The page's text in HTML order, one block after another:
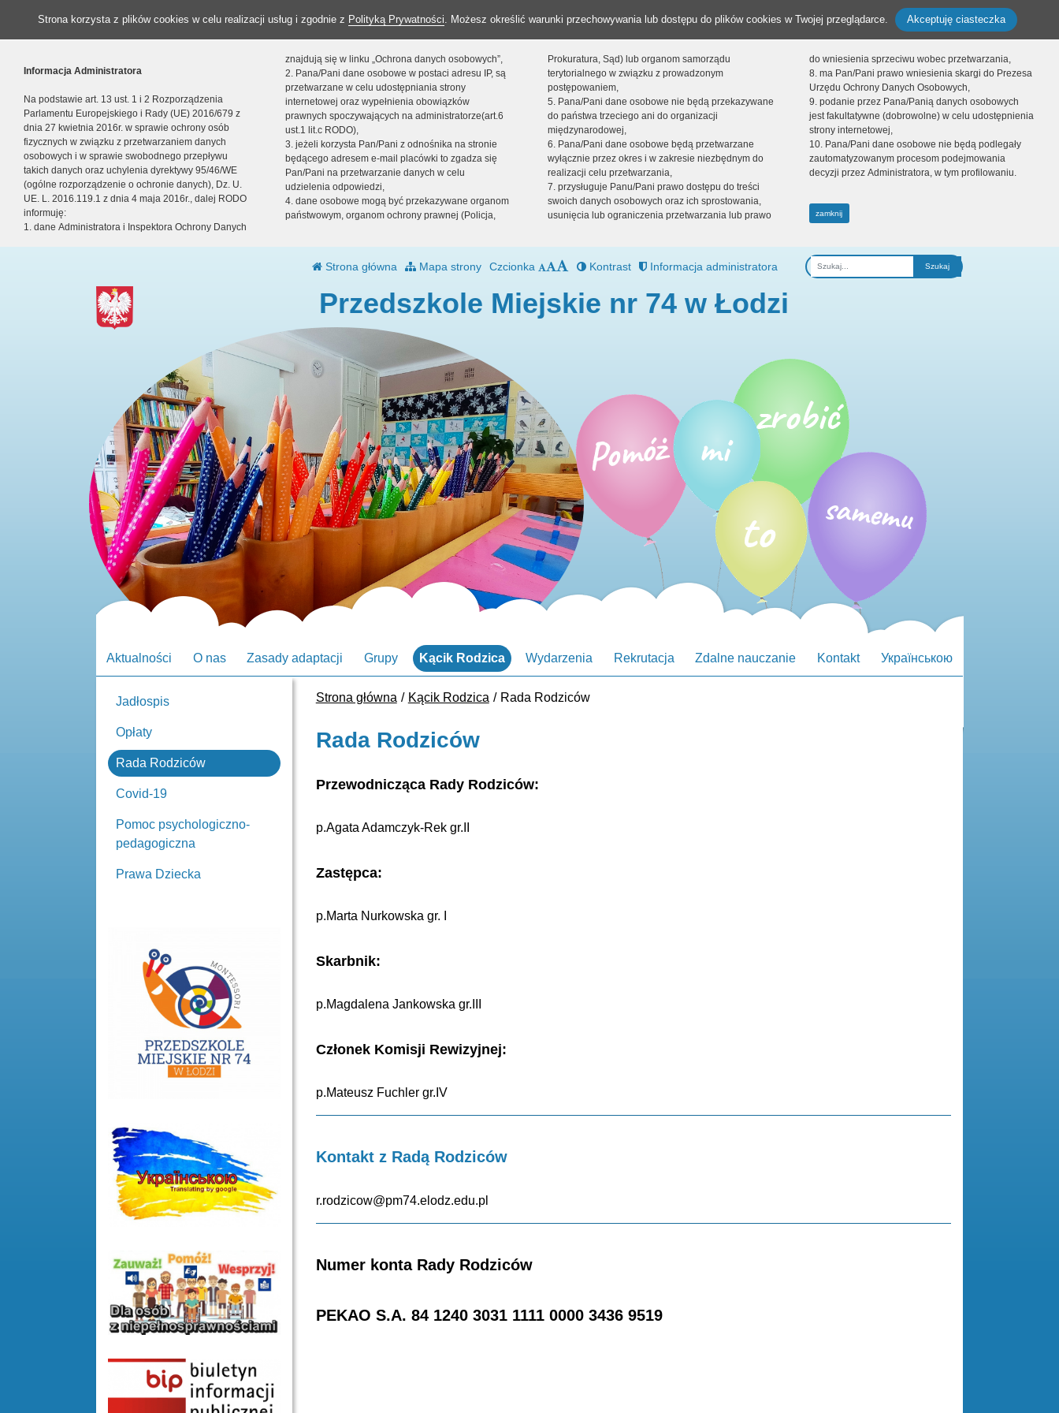
Strona korzysta z plików cookies w celu realizacji usług i zgodnie z Polityką Prywatności. Możesz określić warunki przechowywania lub dostępu do plików cookies w Twojej przeglądarce. Akceptuję ciasteczka
Informacja Administratora
Na podstawie art. 13 ust. 1 i 2 Rozporządzenia
Parlamentu Europejskiego i Rady (UE) 2016/679 z
dnia 27 kwietnia 2016r. w sprawie ochrony osób
fizycznych w związku z przetwarzaniem danych
osobowych i w sprawie swobodnego przepływu
takich danych oraz uchylenia dyrektywy 95/46/WE
(ogólne rozporządzenie o ochronie danych), Dz. U.
UE. L. 2016.119.1 z dnia 4 maja 2016r., dalej RODO
informuję:
1. dane Administratora i Inspektora Ochrony Danych
znajdują się w linku „Ochrona danych osobowych”,
2. Pana/Pani dane osobowe w postaci adresu IP, są
przetwarzane w celu udostępniania strony
internetowej oraz wypełnienia obowiązków
prawnych spoczywających na administratorze(art.6
ust.1 lit.c RODO),
3. jeżeli korzysta Pan/Pani z odnośnika na stronie
będącego adresem e-mail placówki to zgadza się
Pan/Pani na przetwarzanie danych w celu
udzielenia odpowiedzi,
4. dane osobowe mogą być przekazywane organom
państwowym, organom ochrony prawnej (Policja,
Prokuratura, Sąd) lub organom samorządu
terytorialnego w związku z prowadzonym
postępowaniem,
5. Pana/Pani dane osobowe nie będą przekazywane
do państwa trzeciego ani do organizacji
międzynarodowej,
6. Pana/Pani dane osobowe będą przetwarzane
wyłącznie przez okres i w zakresie niezbędnym do
realizacji celu przetwarzania,
7. przysługuje Panu/Pani prawo dostępu do treści
swoich danych osobowych oraz ich sprostowania,
usunięcia lub ograniczenia przetwarzania lub prawo
do wniesienia sprzeciwu wobec przetwarzania,
8. ma Pan/Pani prawo wniesienia skargi do Prezesa
Urzędu Ochrony Danych Osobowych,
9. podanie przez Pana/Panią danych osobowych
jest fakultatywne (dobrowolne) w celu udostępnienia
strony internetowej,
10. Pana/Pani dane osobowe nie będą podlegały
zautomatyzowanym procesom podejmowania
decyzji przez Administratora, w tym profilowaniu.
zamknij
Strona główna Mapa strony Czcionka Kontrast Informacja administratora
Fraza
Przedszkole Miejskie nr 74 w Łodzi
Aktualności O nas Zasady adaptacji Grupy Kącik Rodzica Wydarzenia Rekrutacja Zdalne nauczanie Kontakt Українською
Strona główna Kącik Rodzica Rada Rodziców
Rada Rodziców
Przewodnicząca Rady Rodziców:
p.Agata Adamczyk-Rek gr.II
Zastępca:
p.Marta Nurkowska gr. I
Skarbnik:
p.Magdalena Jankowska gr.III
Członek Komisji Rewizyjnej:
p.Mateusz Fuchler gr.IV
Kontakt z Radą Rodziców
r.rodzicow@pm74.elodz.edu.pl
Numer konta Rady Rodziców
PEKAO S.A. 84 1240 3031 1111 0000 3436 9519
Jadłospis
Opłaty
Rada Rodziców
Covid-19
Pomoc psychologiczno-
pedagogiczna
Prawa Dziecka